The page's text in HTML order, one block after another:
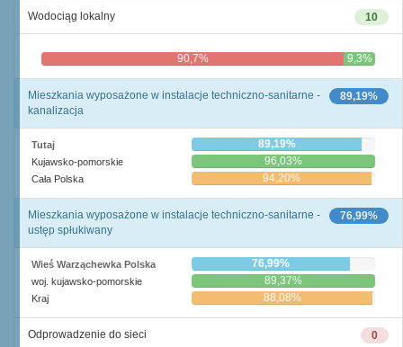
10
Wodociąg lokalny
90,7% 9,3%
89,19%
Mieszkania wyposażone w instalacje techniczno-sanitarne -
kanalizacja
Tutaj 89,19%
Kujawsko-pomorskie 96,03%
Cała Polska 94,20%
76,99%
Mieszkania wyposażone w instalacje techniczno-sanitarne -
ustęp spłukiwany
Wieś Warząchewka Polska 76,99%
woj. kujawsko-pomorskie 89,37%
Kraj 88,08%
0
Odprowadzenie do sieci